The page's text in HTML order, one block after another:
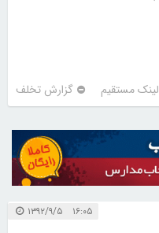
لینک مستقیم گزارش تخلف
۱۶:۰۵ ۱۳۹۲/۹/۵